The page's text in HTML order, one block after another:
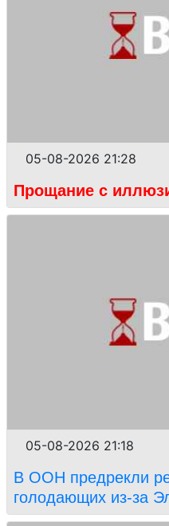
05-08-2026 21:28
Прощание с
05-08-2026 21:18
В ООН предрекли
голодающих из-за